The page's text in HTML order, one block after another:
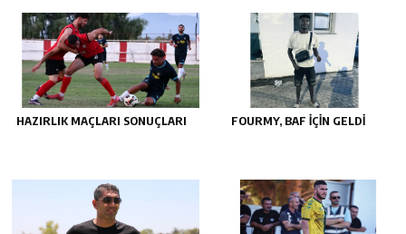
HAZIRLIK MAÇLARI SONUÇLARI FOURMY, BAF İÇİN GELDİ